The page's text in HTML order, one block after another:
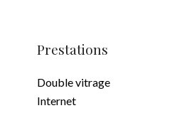
Prestations
Double vitrage
Internet